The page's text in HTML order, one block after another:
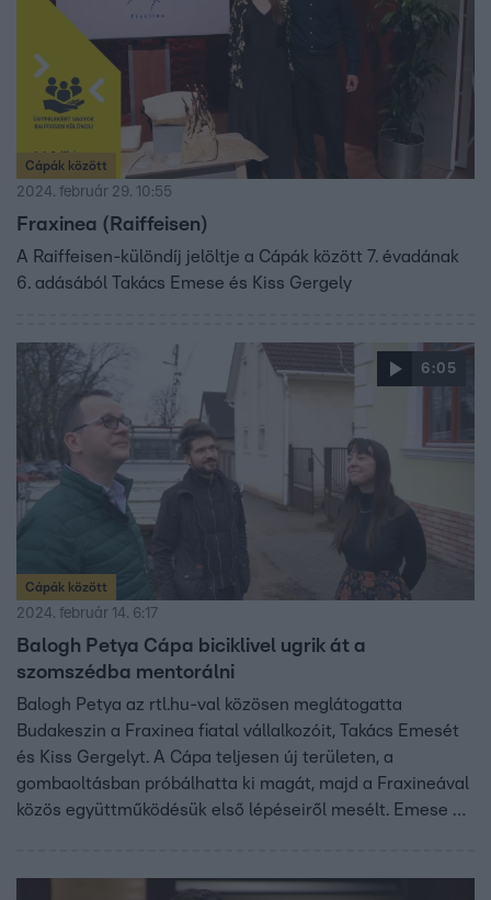
Cápák között
2024. február 29. 10:55
Fraxinea (Raiffeisen)
A Raiffeisen-különdíj jelöltje a Cápák között 7. évadának
6. adásából Takács Emese és Kiss Gergely
6:05
Cápák között
2024. február 14. 6:17
Balogh Petya Cápa biciklivel ugrik át a
szomszédba mentorálni
Balogh Petya az rtl.hu-val közösen meglátogatta
Budakeszin a Fraxinea fiatal vállalkozóit, Takács Emesét
és Kiss Gergelyt. A Cápa teljesen új területen, a
gombaoltásban próbálhatta ki magát, majd a Fraxineával
közös együttműködésük első lépéseiről mesélt. Emese és
élőlények észrevétlenül is teret hódítanak maguknak. A